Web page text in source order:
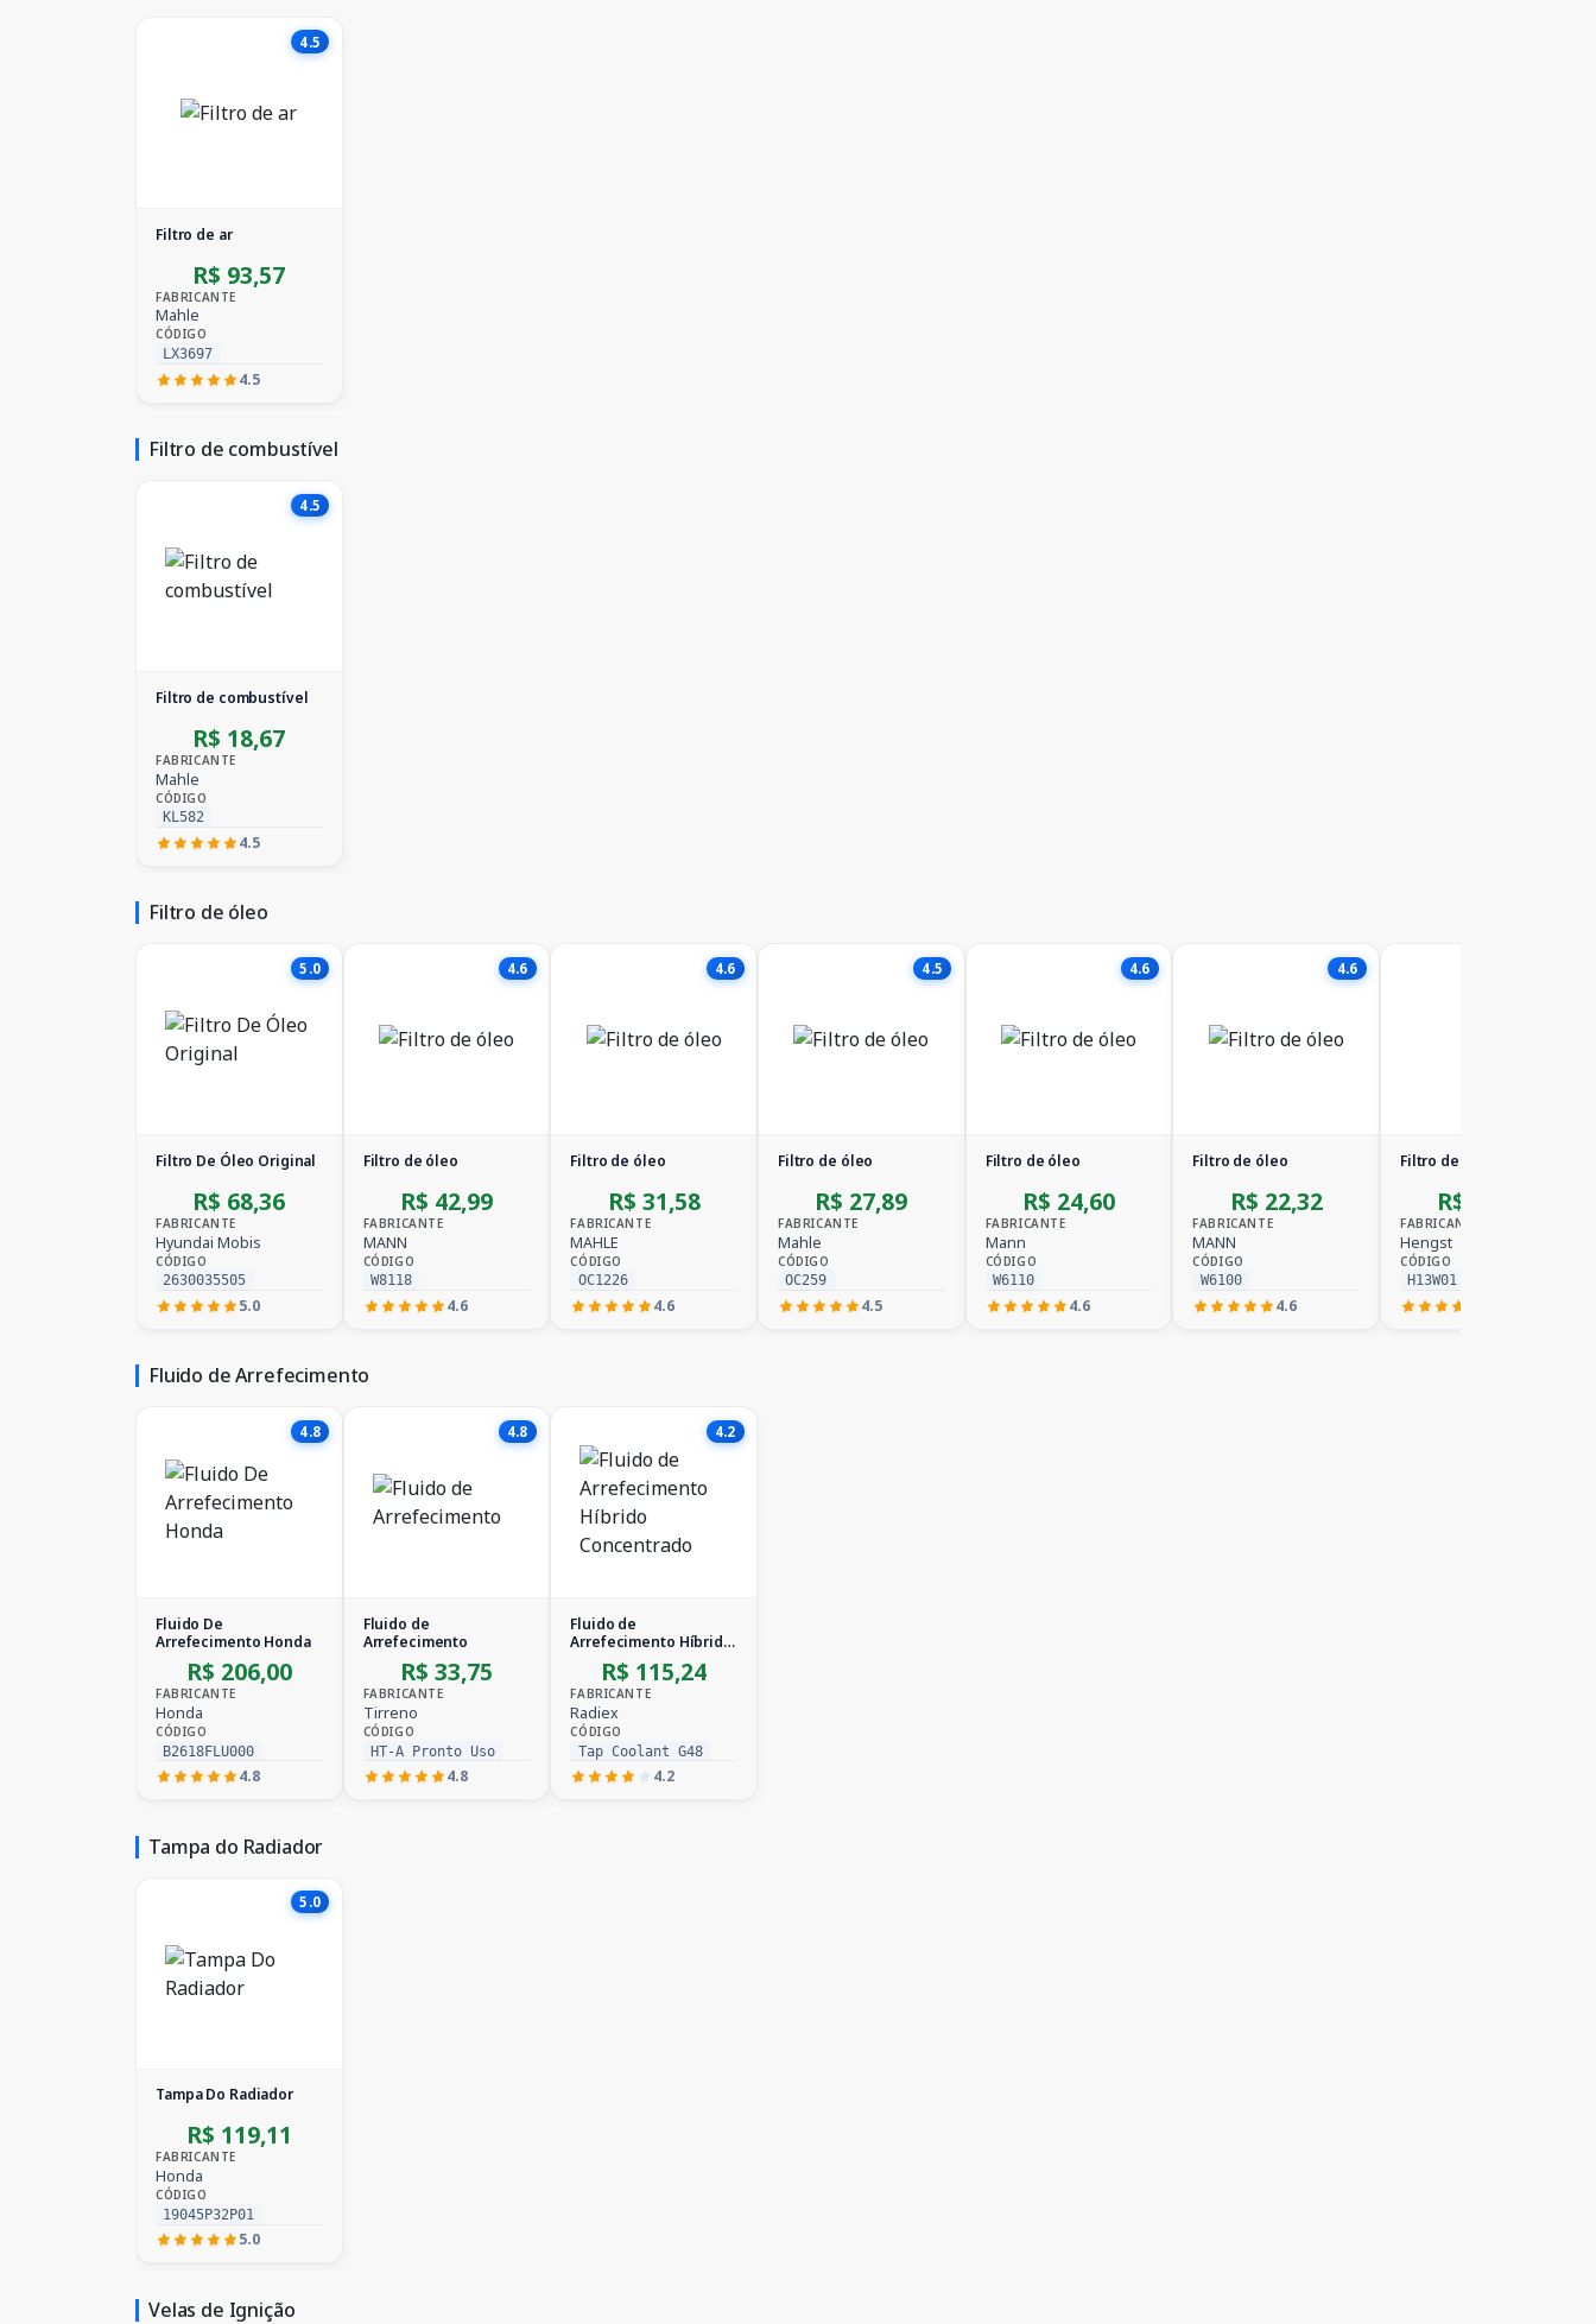
4.5
Filtro de ar
R$ 93,57
FABRICANTE
Mahle
CÓDIGO
LX3697
4.5
Filtro de combustível
4.5
Filtro de combustível
R$ 18,67
FABRICANTE
Mahle
CÓDIGO
KL582
4.5
Filtro de óleo
5.0
Filtro De Óleo Original
R$ 68,36
FABRICANTE
Hyundai Mobis
CÓDIGO
2630035505
5.0
4.6
Filtro de óleo
R$ 42,99
FABRICANTE
MANN
CÓDIGO
W8118
4.6
4.6
Filtro de óleo
R$ 31,58
FABRICANTE
MAHLE
CÓDIGO
OC1226
4.6
4.5
Filtro de óleo
R$ 27,89
FABRICANTE
Mahle
CÓDIGO
OC259
4.5
4.6
Filtro de óleo
R$ 24,60
FABRICANTE
Mann
CÓDIGO
W6110
4.6
4.6
Filtro de óleo
R$ 22,32
FABRICANTE
MANN
CÓDIGO
W6100
4.6
Filtro de óleo
R$ 81,78
FABRICANTE
Hengst
CÓDIGO
H13W01
Fluido de Arrefecimento
4.8
Fluido De
Arrefecimento Honda
R$ 206,00
FABRICANTE
Honda
CÓDIGO
B2618FLU000
4.8
4.8
Fluido de
Arrefecimento
R$ 33,75
FABRICANTE
Tirreno
CÓDIGO
HT-A Pronto Uso
4.8
4.2
Fluido de
Arrefecimento Híbrido
Concentrado
R$ 115,24
FABRICANTE
Radiex
CÓDIGO
Tap Coolant G48
4.2
Tampa do Radiador
5.0
Tampa Do Radiador
R$ 119,11
FABRICANTE
Honda
CÓDIGO
19045P32P01
5.0
Velas de Ignição